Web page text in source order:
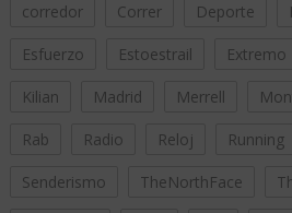
corredor Correr Deporte
Esfuerzo Estoestrail Extremo
Kilian Madrid Merrell
Rab Radio Reloj Running
Senderismo TheNorthFace